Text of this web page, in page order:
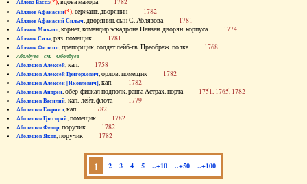
Аблова Васса , вдова майора 1782
Аблязов Афанасий(*), сержант, дворянин 1782
Аблязов Афанасий Силыч, дворянин, сын С. Аблязова 1781
Аблязов Михаил, корнет, командир эскадрона Пензен. дворян. корпуса 1774
Аблязов Сила, ряз. помещик 1781
Аблязов Филипп, прапорщик, солдат лейб-гв. Преображ. полка 1768
Аболдуев см. Оболдуев
Аболешев Алексей, кап. 1758
Аболешев Алексей Григорьевич, орлов. помещик 1782
Аболешев Алексей [Яковлевич], кап. 1782
Аболешев Андрей, обер-фискал подполк. ранга Астрах. порта 1751, 1765, 1782
Аболешев Василий, кап.-лейт. флота 1779
Аболешев Гавриил, кап. 1782
Аболешев Григорий, помещик 1782
Аболешев Федор, поручик 1782
Аболешев Яков, поручик 1782
1 2 3 4 5 ..+10 ..+50 ..+100